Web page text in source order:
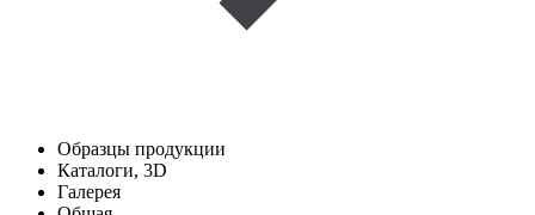
Образцы продукции
Каталоги, 3D
Галерея